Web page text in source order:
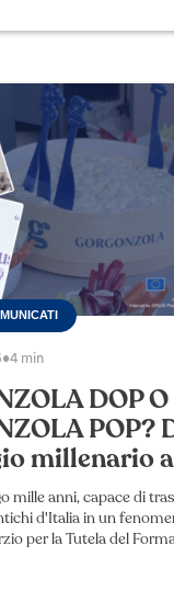
•4 min
DOP O
POP?
millenario
mille anni, capace di
d'Italia in un
per la Tutela del